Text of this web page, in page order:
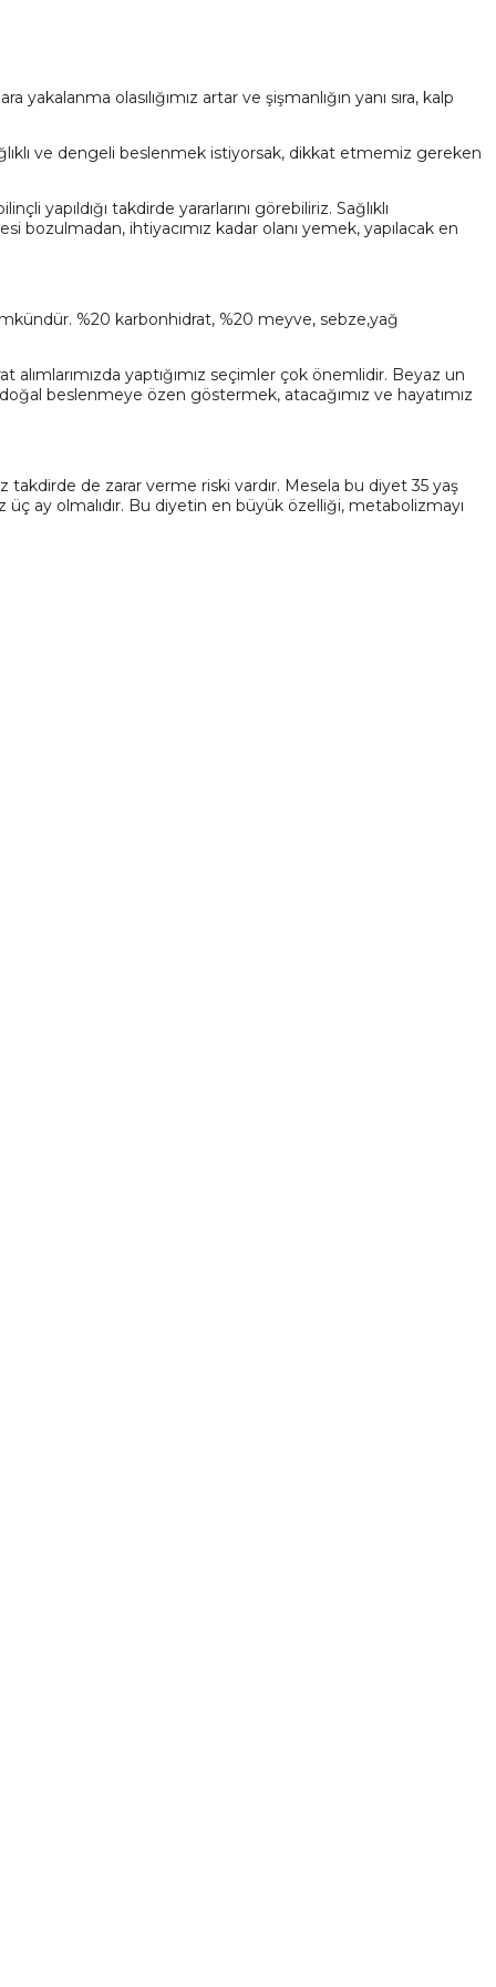
olasılığımız artar ve şişmanlığın yanı sıra, kalp
ve dengeli beslenmek istiyorsak, dikkat etmemiz gereken
yapıldığı takdirde yararlarını görebiliriz. Sağlıklı
ihtiyacımız kadar olanı yemek, yapılacak en
%20 karbonhidrat, %20 meyve, sebze,yağ
yaptığımız seçimler çok önemlidir. Beyaz un
beslenmeye özen göstermek, atacağımız ve hayatımız
de zarar verme riski vardır. Mesela bu diyet 35 yaş
ay olmalıdır. Bu diyetin en büyük özelliği, metabolizmayı